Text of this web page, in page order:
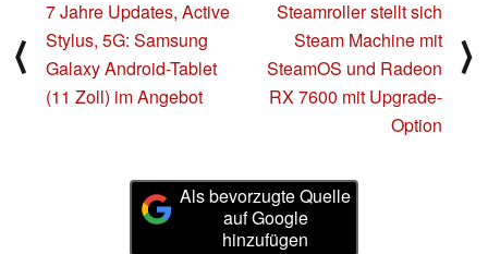
⟨
7 Jahre Updates, Active
Stylus, 5G: Samsung
Galaxy Android-Tablet
(11 Zoll) im Angebot
Steamroller stellt sich
Steam Machine mit
SteamOS und Radeon
RX 7600 mit Upgrade-
Option
⟩
Als bevorzugte Quelle
auf Google
hinzufügen